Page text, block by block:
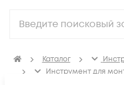
Каталог
Инструмент для